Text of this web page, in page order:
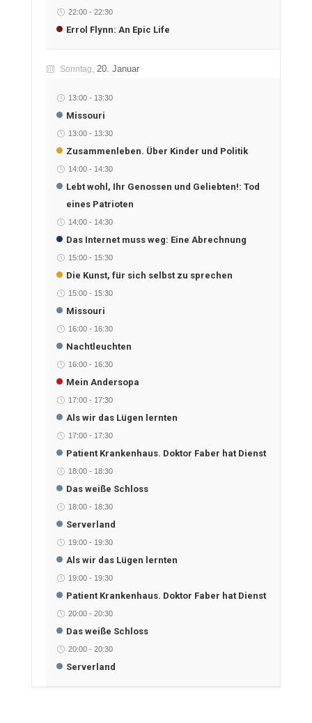
22:00- 22:30
Errol Flynn: An Epic Life
Sonntag, 20. Januar
13:00- 13:30
Missouri
13:00- 13:30
Zusammenleben. Über Kinder und Politik
14:00- 14:30
Lebt wohl, Ihr Genossen und Geliebten!: Tod
eines Patrioten
14:00- 14:30
Das Internet muss weg: Eine Abrechnung
15:00- 15:30
Die Kunst, für sich selbst zu sprechen
15:00- 15:30
Missouri
16:00- 16:30
Nachtleuchten
16:00- 16:30
Mein Andersopa
17:00- 17:30
Als wir das Lügen lernten
17:00- 17:30
Patient Krankenhaus. Doktor Faber hat Dienst
18:00- 18:30
Das weiße Schloss
18:00- 18:30
Serverland
19:00- 19:30
Als wir das Lügen lernten
19:00- 19:30
Patient Krankenhaus. Doktor Faber hat Dienst
20:00- 20:30
Das weiße Schloss
20:00- 20:30
Serverland